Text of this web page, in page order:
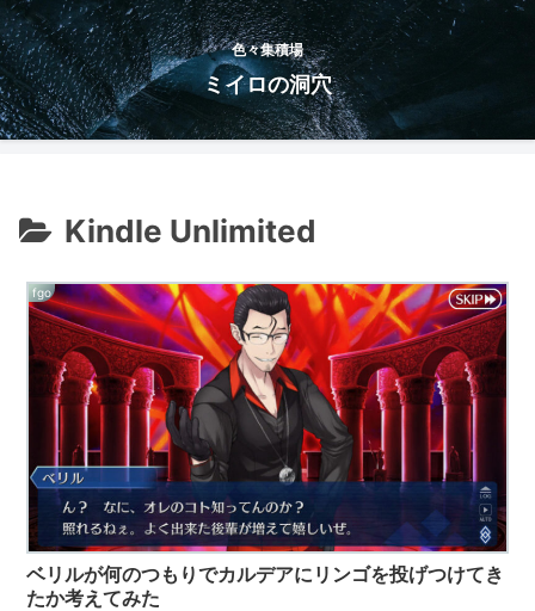
色々集積場
ミイロの洞穴
Kindle Unlimited
fgo
ベリルが何のつもりでカルデアにリンゴを投げつけてき
たか考えてみた